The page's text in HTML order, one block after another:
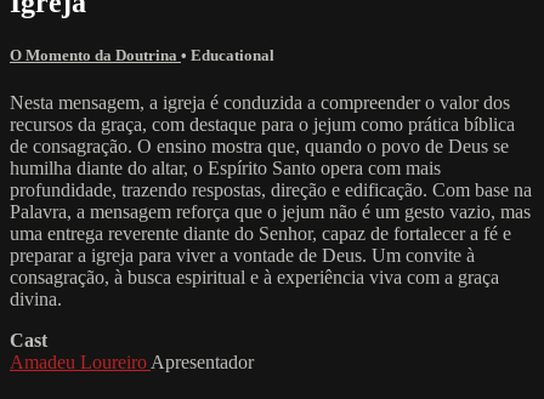
O Momento da Doutrina • Educational
Nesta mensagem, a igreja é conduzida a compreender o valor dos
recursos da graça, com destaque para o jejum como prática bíblica
de consagração. O ensino mostra que, quando o povo de Deus se
humilha diante do altar, o Espírito Santo opera com mais
profundidade, trazendo respostas, direção e edificação. Com base na
Palavra, a mensagem reforça que o jejum não é um gesto vazio, mas
uma entrega reverente diante do Senhor, capaz de fortalecer a fé e
preparar a igreja para viver a vontade de Deus. Um convite à
consagração, à busca espiritual e à experiência viva com a graça
divina.
Cast
Amadeu Loureiro Apresentador